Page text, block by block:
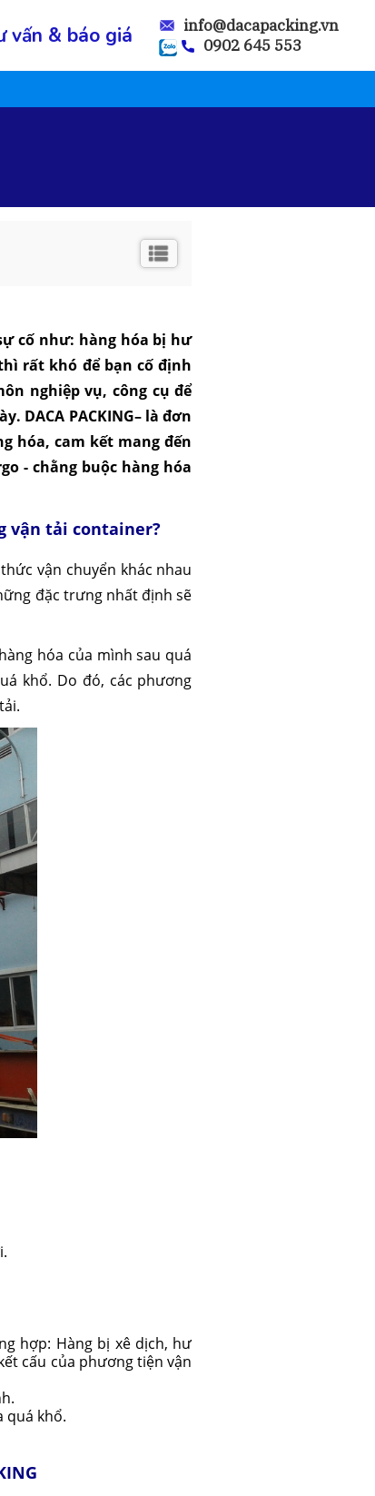
vấn & báo giá
info@dacapacking.vn
0902 645 553
cố như: hàng hóa bị hư
rất khó để bạn cố định
nghiệp vụ, công cụ để
DACA PACKING– là đơn
hóa, cam kết mang đến
- chằng buộc hàng hóa
vận tải container?
vận chuyển khác nhau
đặc trưng nhất định sẽ
hóa của mình sau quá
khổ. Do đó, các phương
hợp: Hàng bị xê dịch, hư
cấu của phương tiện vận
quá khổ.